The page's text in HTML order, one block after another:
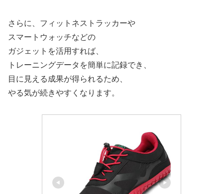
さらに、フィットネストラッカーや
スマートウォッチなどの
ガジェットを活用すれば、
トレーニングデータを簡単に記録でき、
目に見える成果が得られるため、
やる気が続きやすくなります。